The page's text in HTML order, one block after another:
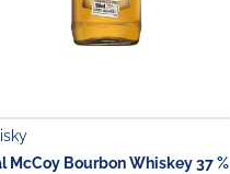
McCoy Bourbon Whiskey 37 %